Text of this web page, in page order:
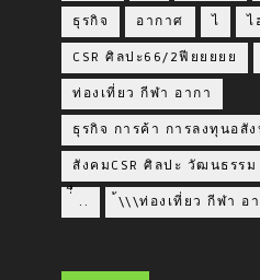
ธุรกิจ อากาศ ไ ไ
CSR ศิลปะ66/2ฟียยยยย
ท่องเที่ยว กีฬา อากา
ธุรกิจ การค้า การลงทุนอสั
สังคมCSR ศิลปะ วัฒนธรรม
่่ื​ .. \\\ท่องเที่ยว กีฬา อ